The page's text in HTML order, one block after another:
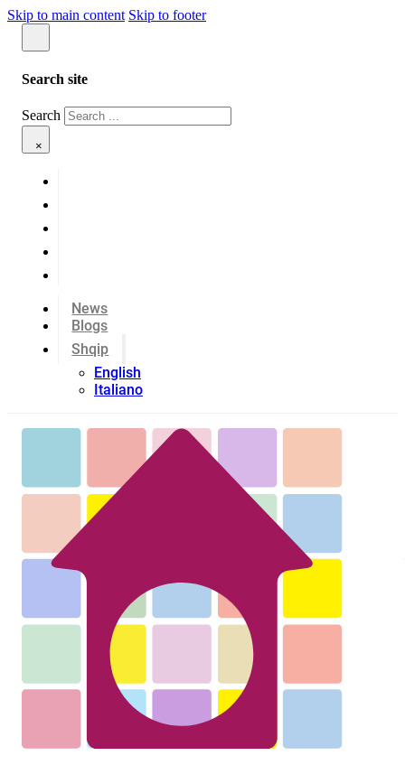
Skip to main content Skip to footer
Search site
Search
×
News
Blogs
Shqip
English
Italiano